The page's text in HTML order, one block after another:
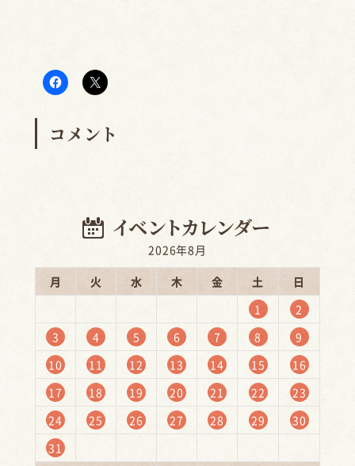
コメント
2026年8月
月
火 水 木 金 土
日
1
2
3
4 5 6 7 8
9
10
11 12 13 14 15
16
17
18 19 20 21 22
23
24
25 26 27 28 29
30
31